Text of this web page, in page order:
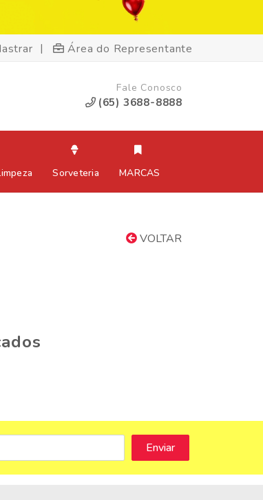
| Área do Representante
Fale Conosco
(65) 3688-8888
Sorveteria MARCAS
VOLTAR